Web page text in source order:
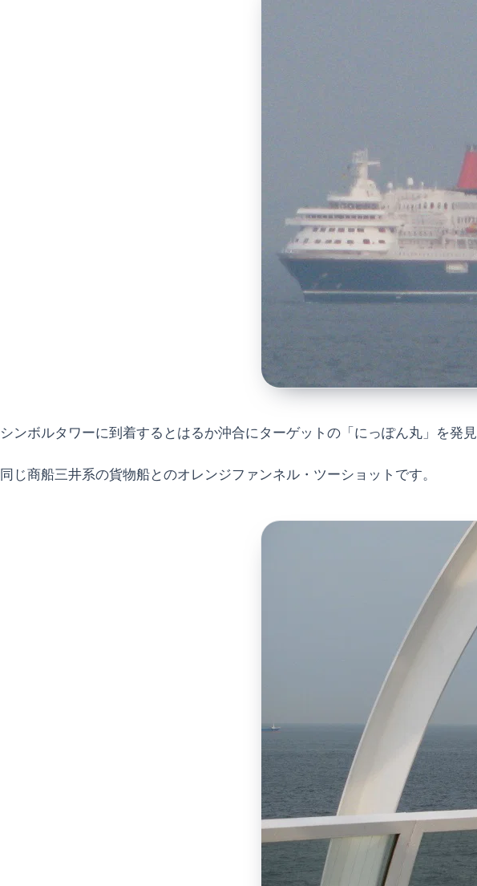
シンボルタワーに到着するとはるか沖合にターゲットの「にっぽん丸」を発見
同じ商船三井系の貨物船とのオレンジファンネル・ツーショットです。